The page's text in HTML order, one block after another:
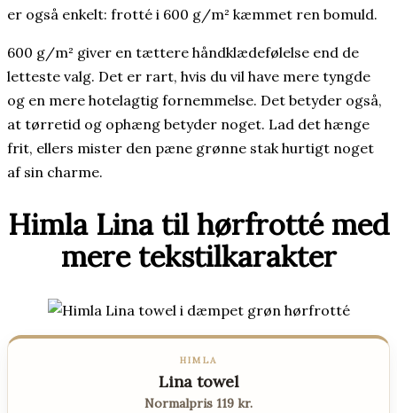
er også enkelt: frotté i 600 g/m² kæmmet ren bomuld.
600 g/m² giver en tættere håndklædefølelse end de
letteste valg. Det er rart, hvis du vil have mere tyngde
og en mere hotelagtig fornemmelse. Det betyder også,
at tørretid og ophæng betyder noget. Lad det hænge
frit, ellers mister den pæne grønne stak hurtigt noget
af sin charme.
Himla Lina til hørfrotté med
mere tekstilkarakter
HIMLA
Lina towel
Normalpris 119 kr.